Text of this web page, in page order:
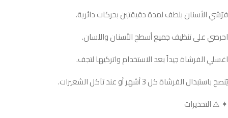
فرّشي الأسنان بلطف لمدة دقيقتين بحركات دائرية.
احرصي على تنظيف جميع أسطح الأسنان واللسان.
اغسلي الفرشاة جيداً بعد الاستخدام واتركيها لتجف.
يُنصح باستبدال الفرشاة كل 3 أشهر أو عند تآكل الشعيرات.
✦ ⚠️ التحذيرات